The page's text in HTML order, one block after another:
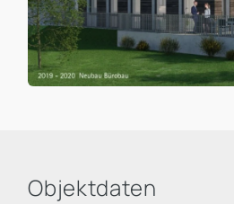
Objektdaten